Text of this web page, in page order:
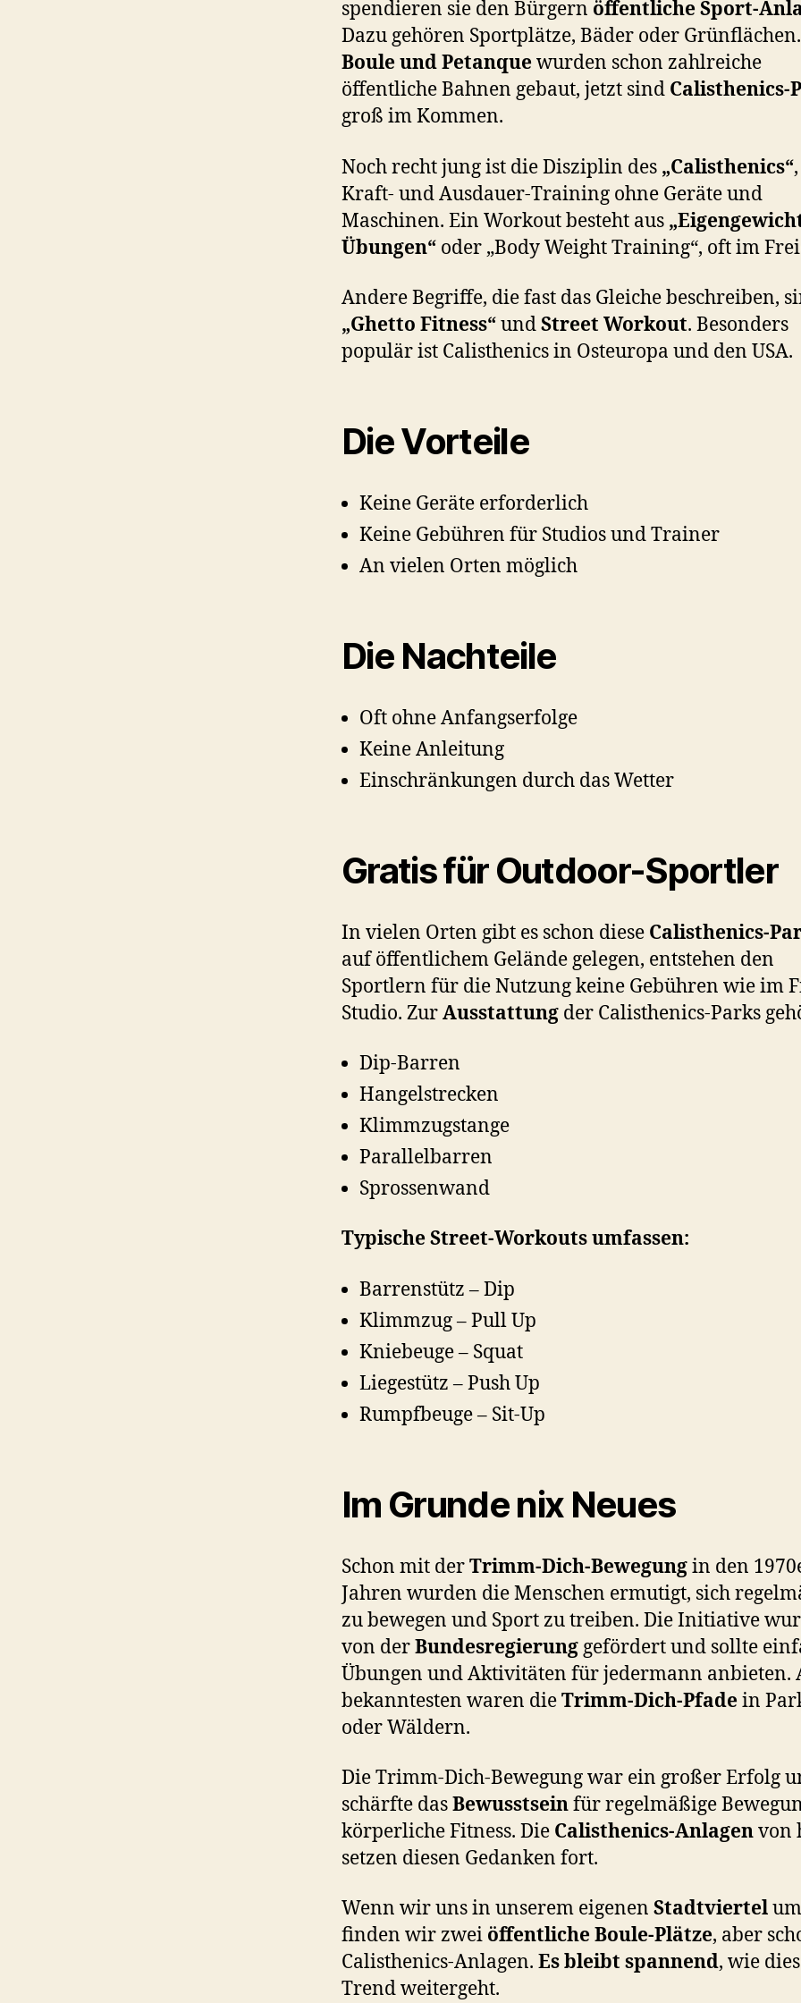
spendieren sie den Bürgern öffentliche Sport-
Dazu gehören Sportplätze, Bäder oder
Boule und Petanquewurden schon zahlreiche
öffentliche Bahnen gebaut, jetzt sind Calisthenics-
groß im Kommen.
Noch recht jung ist die Disziplin des „Calisthenics“
Kraft- und Ausdauer-Training ohne Geräte und
Maschinen. Ein Workout besteht aus
Übungen“ oder „Body Weight Training“, oft im
Andere Begriffe, die fast das Gleiche beschreiben,
„Ghetto Fitness“undStreet Workout. Besonders
populär ist Calisthenics in Osteuropa und den USA.
Die Vorteile
Keine Geräte erforderlich
Keine Gebühren für Studios und Trainer
An vielen Orten möglich
Die Nachteile
Oft ohne Anfangserfolge
Keine Anleitung
Einschränkungen durch das Wetter
Gratis für Outdoor-Sportler
In vielen Orten gibt es schon diese Calisthenics-
auf öffentlichem Gelände gelegen, entstehen den
Sportlern für die Nutzung keine Gebühren wie im
Studio. ZurAusstattung der Calisthenics-Parks
Dip-Barren
Hangelstrecken
Klimmzugstange
Parallelbarren
Sprossenwand
Typische Street-Workouts umfassen:
Barrenstütz – Dip
Klimmzug – Pull Up
Kniebeuge – Squat
Liegestütz – Push Up
Rumpfbeuge – Sit-Up
Im Grunde nix Neues
Schon mit derTrimm-Dich-Bewegungin den
Jahren wurden die Menschen ermutigt, sich
zu bewegen und Sport zu treiben. Die Initiative
von derBundesregierung gefördert und sollte
Übungen und Aktivitäten für jedermann anbieten.
bekanntesten waren dieTrimm-Dich-Pfadein
oder Wäldern.
Die Trimm-Dich-Bewegung war ein großer Erfolg
schärfte dasBewusstseinfür regelmäßige
körperliche Fitness. Die Calisthenics-Anlagenvon
setzen diesen Gedanken fort.
Wenn wir uns in unserem eigenen Stadtviertel
finden wir zwei öffentliche Boule-Plätze, aber
Calisthenics-Anlagen. Es bleibt spannend, wie
Trend weitergeht.